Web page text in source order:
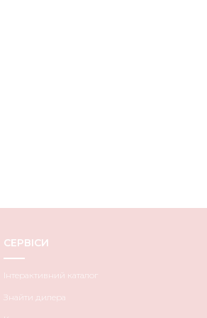
СЕРВІСИ
Інтерактивний каталог
Знайти дилера